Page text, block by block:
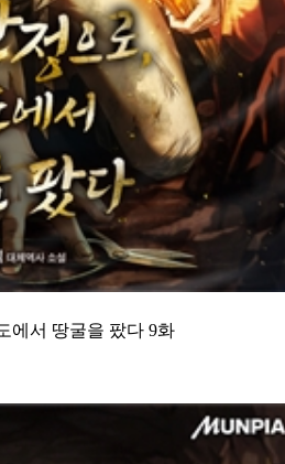
에서 땅굴을 팠다 9화